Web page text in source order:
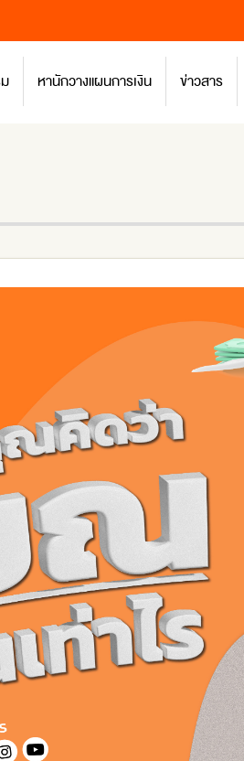
หานักวางแผนการเงิน ข่าวสาร